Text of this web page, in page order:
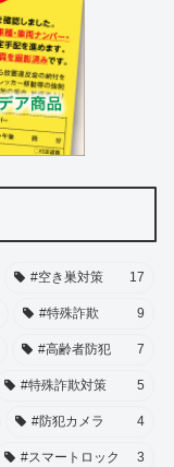
#空き巣対策 17
#特殊詐欺 9
#高齢者防犯 7
#特殊詐欺対策 5
#防犯カメラ 4
#スマートロック 3